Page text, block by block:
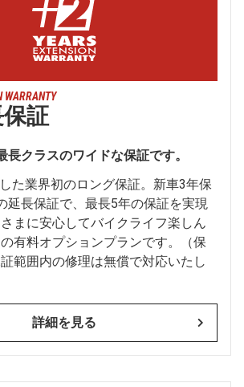
WARRANTY
証
長クラスのワイドな保証です。
た業界初のロング保証。新車3年保
延長保証で、最長5年の保証を実現
まに安心してバイクライフ楽しん
有料オプションプランです。（保
範囲内の修理は無償で対応いたし
詳細を見る